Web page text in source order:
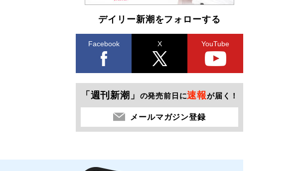
デイリー新潮をフォローする
Facebook X YouTube
「週刊新潮」 の発売前日に速報が届く！
メールマガジン登録